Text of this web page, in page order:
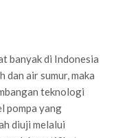
banyak di Indonesia
dan air sumur, maka
teknologi
pompa yang
diuji melalui